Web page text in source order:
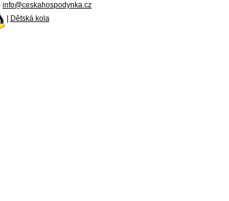
info@ceskahospodynka.cz
Dětská kola